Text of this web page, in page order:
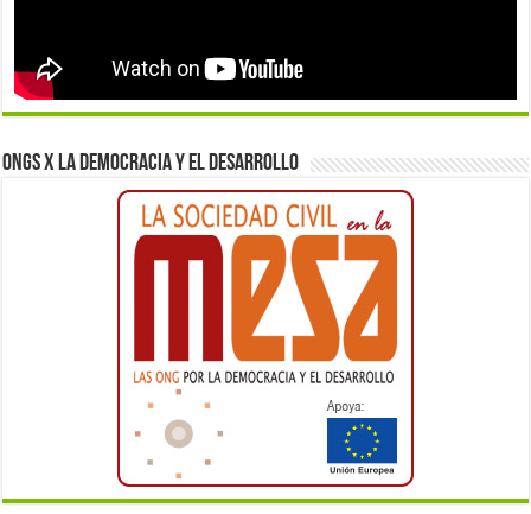
ONGs x la democracia y el desarrollo